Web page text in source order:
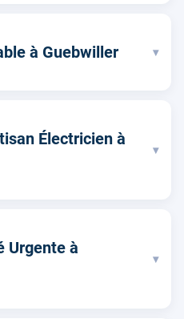
à Guebwiller ▾
Électricien à
▾
Urgente à
▾